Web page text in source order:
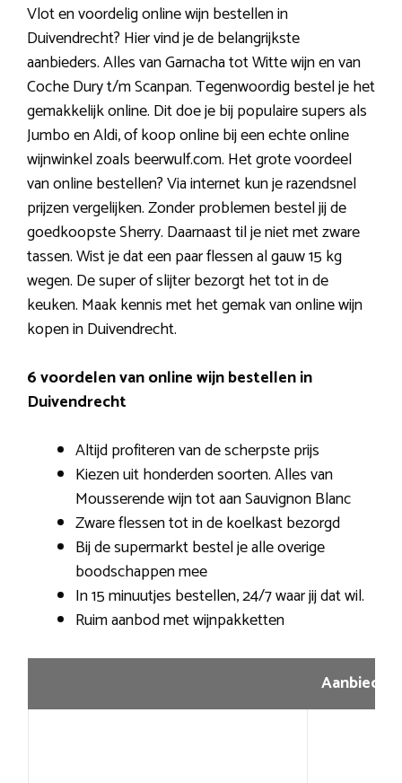
Vlot en voordelig online wijn bestellen in
Duivendrecht? Hier vind je de belangrijkste
aanbieders. Alles van Garnacha tot Witte wijn en van
Coche Dury t/m Scanpan. Tegenwoordig bestel je het
gemakkelijk online. Dit doe je bij populaire supers als
Jumbo en Aldi, of koop online bij een echte online
wijnwinkel zoals beerwulf.com. Het grote voordeel
van online bestellen? Via internet kun je razendsnel
prijzen vergelijken. Zonder problemen bestel jij de
goedkoopste Sherry. Daarnaast til je niet met zware
tassen. Wist je dat een paar flessen al gauw 15 kg
wegen. De super of slijter bezorgt het tot in de
keuken. Maak kennis met het gemak van online wijn
kopen in Duivendrecht.
6 voordelen van online wijn bestellen in
Duivendrecht
Altijd profiteren van de scherpste prijs
Kiezen uit honderden soorten. Alles van
Mousserende wijn tot aan Sauvignon Blanc
Zware flessen tot in de koelkast bezorgd
Bij de supermarkt bestel je alle overige
boodschappen mee
In 15 minuutjes bestellen, 24/7 waar jij dat wil.
Ruim aanbod met wijnpakketten